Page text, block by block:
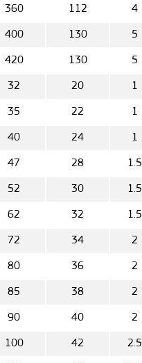
360 112 4
400 130 5
420 130 5
32 20 1
35 22 1
40 24 1
47 28 1.5
52 30 1.5
62 32 1.5
72 34 2
80 36 2
85 38 2
90 40 2
100 42 2.5